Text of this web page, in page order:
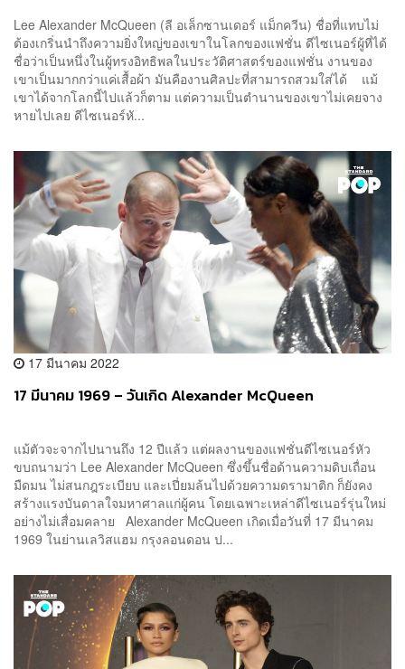
Lee Alexander McQueen (ลี อเล็กซานเดอร์ แม็กควีน) ชื่อที่แทบไม่
ต้องเกริ่นนำถึงความยิ่งใหญ่ของเขาในโลกของแฟชั่น ดีไซเนอร์ผู้ที่ได้
ชื่อว่าเป็นหนึ่งในผู้ทรงอิทธิพลในประวัติศาสตร์ของแฟชั่น งานของ
เขาเป็นมากกว่าแค่เสื้อผ้า มันคืองานศิลปะที่สามารถสวมใส่ได้ แม้
เขาได้จากโลกนี้ไปแล้วก็ตาม แต่ความเป็นตำนานของเขาไม่เคยจาง
หายไปเลย ดีไซเนอร์หั...
17 มีนาคม 2022
17 มีนาคม 1969 – วันเกิด Alexander McQueen
แม้ตัวจะจากไปนานถึง 12 ปีแล้ว แต่ผลงานของแฟชั่นดีไซเนอร์หัว
ขบถนามว่า Lee Alexander McQueen ซึ่งขึ้นชื่อด้านความดิบเถื่อน
มืดมน ไม่สนกฎระเบียบ และเปี่ยมล้นไปด้วยความดรามาติก ก็ยังคง
สร้างแรงบันดาลใจมหาศาลแก่ผู้คน โดยเฉพาะเหล่าดีไซเนอร์รุ่นใหม่
อย่างไม่เสื่อมคลาย Alexander McQueen เกิดเมื่อวันที่ 17 มีนาคม
1969 ในย่านเลวิสแฮม กรุงลอนดอน ป...